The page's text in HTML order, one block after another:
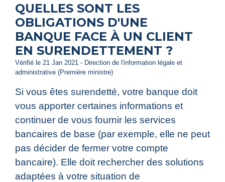
QUELLES SONT LES
OBLIGATIONS D'UNE
BANQUE FACE À UN CLIENT
EN SURENDETTEMENT ?
Vérifié le 21 Jan 2021 - Direction de l'information légale et
administrative (Première ministre)
Si vous êtes surendetté, votre banque doit
vous apporter certaines informations et
continuer de vous fournir les services
bancaires de base (par exemple, elle ne peut
pas décider de fermer votre compte
bancaire). Elle doit rechercher des solutions
adaptées à votre situation de